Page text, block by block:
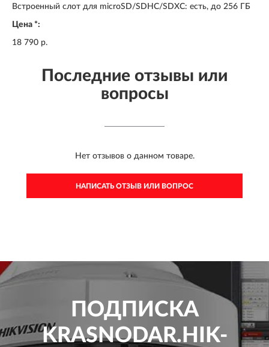
Встроенный слот для microSD/SDHC/SDXC: есть, до 256 ГБ
Цена *:
18 790 р.
Последние отзывы или
вопросы
Нет отзывов о данном товаре.
НАПИСАТЬ ОТЗЫВ ИЛИ ВОПРОС
ПОДПИСКА
KRASNODAR.HIK-